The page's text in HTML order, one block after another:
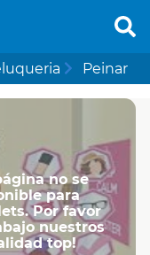
Peinar
no se
para
Por favor
nuestros
top!